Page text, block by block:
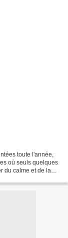
toute l'année,
où seuls quelques
du calme et de la